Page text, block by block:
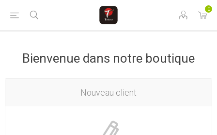
0
Bienvenue dans notre boutique
Nouveau client